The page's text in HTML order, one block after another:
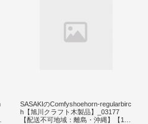
SASAKIのComfyshoehorn-regularbirc
h【旭川クラフト木製品】_03177
【配送不可地域：離島・沖縄】【142